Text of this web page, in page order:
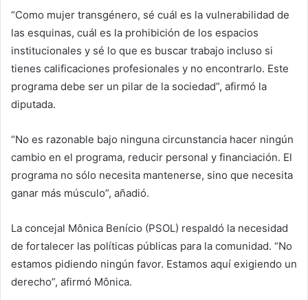
“Como mujer transgénero, sé cuál es la vulnerabilidad de
las esquinas, cuál es la prohibición de los espacios
institucionales y sé lo que es buscar trabajo incluso si
tienes calificaciones profesionales y no encontrarlo. Este
programa debe ser un pilar de la sociedad”, afirmó la
diputada.
“No es razonable bajo ninguna circunstancia hacer ningún
cambio en el programa, reducir personal y financiación. El
programa no sólo necesita mantenerse, sino que necesita
ganar más músculo”, añadió.
La concejal Mônica Benício (PSOL) respaldó la necesidad
de fortalecer las políticas públicas para la comunidad. “No
estamos pidiendo ningún favor. Estamos aquí exigiendo un
derecho”, afirmó Mônica.